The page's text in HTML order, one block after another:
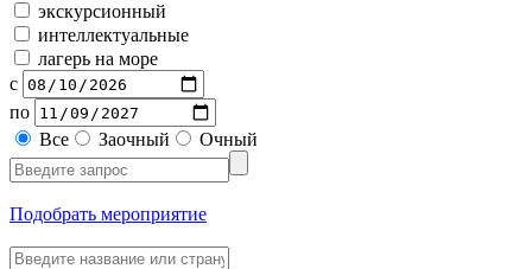
экскурсионный
интеллектуальные
лагерь на море
с
по
Все
Заочный Очный
Подобрать мероприятие